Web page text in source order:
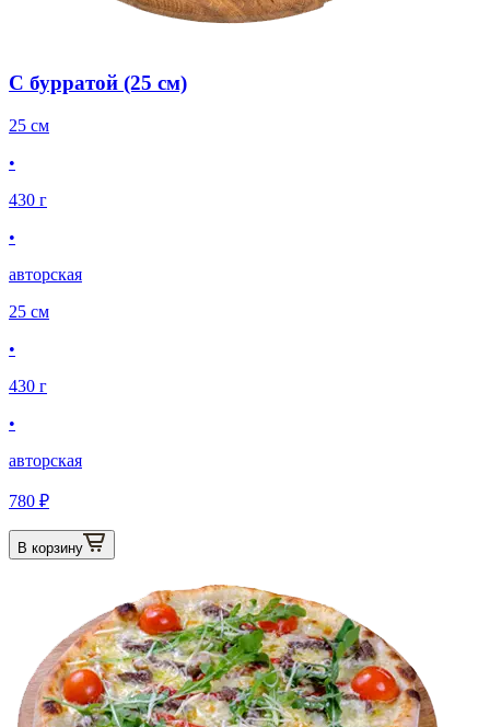
С бурратой (25 см)
25 см
•
430 г
•
авторская
25 см
•
430 г
•
авторская
780 ₽
В корзину